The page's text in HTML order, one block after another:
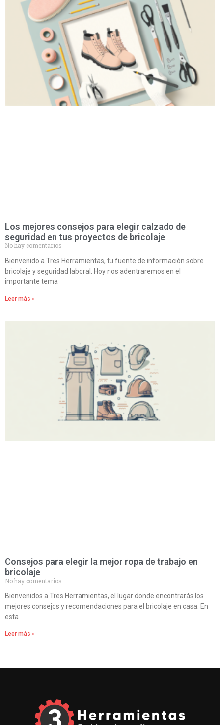
Los mejores consejos para elegir calzado de
seguridad en tus proyectos de bricolaje
No hay comentarios
Bienvenido a Tres Herramientas, tu fuente de información sobre
bricolaje y seguridad laboral. Hoy nos adentraremos en el
importante tema
Leer más »
Consejos para elegir la mejor ropa de trabajo en
bricolaje
No hay comentarios
Bienvenidos a Tres Herramientas, el lugar donde encontrarás los
mejores consejos y recomendaciones para el bricolaje en casa. En
esta
Leer más »